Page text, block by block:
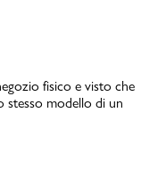
fisico e visto che
stesso modello di un